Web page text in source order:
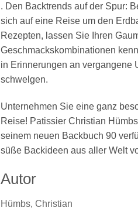
. Den Backtrends auf der Spur:
sich auf eine Reise um den
Rezepten, lassen Sie Ihren
Geschmackskombinationen
in Erinnerungen an vergangene
schwelgen.
Unternehmen Sie eine ganz
Reise! Pa­tis­si­er Christian
seinem neuen Backbuch 90
süße Backideen aus aller Welt
Autor
Hümbs, Christian